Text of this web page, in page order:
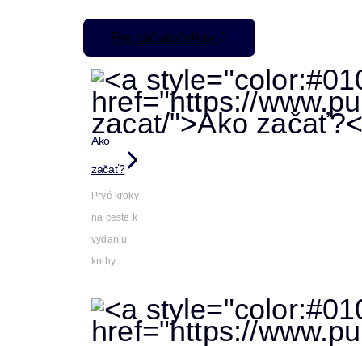
Pre začiatočníkov
Ako
začať?
Prvé kroky
na ceste k
vydaniu
knihy